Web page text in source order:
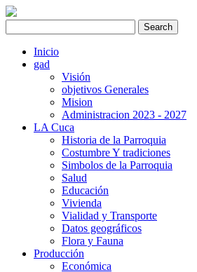
Inicio
gad
Visión
objetivos Generales
Mision
Administracion 2023 - 2027
LA Cuca
Historia de la Parroquia
Costumbre Y tradiciones
Simbolos de la Parroquia
Salud
Educación
Vivienda
Vialidad y Transporte
Datos geográficos
Flora y Fauna
Producción
Económica